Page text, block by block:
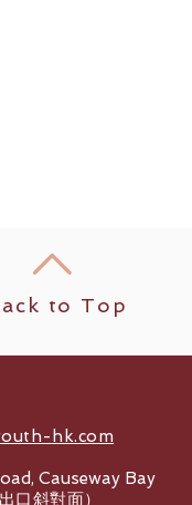
hk.com
Causeway Bay
斜對面）
to Top